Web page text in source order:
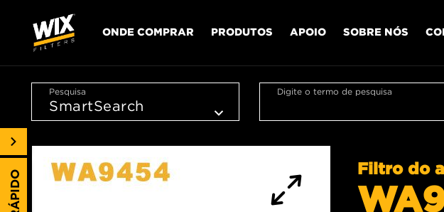
ONDE COMPRAR PRODUTOS APOIO SOBRE NÓS
Pesquisa Digite o termo de pesquisa
Filtro do